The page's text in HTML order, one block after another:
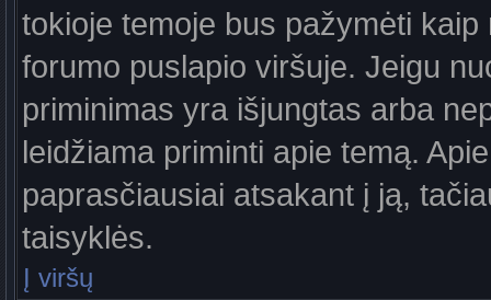
tokioje temoje bus pažymėti
forumo puslapio viršuje. Jeigu
priminimas yra išjungtas arba
leidžiama priminti apie temą.
paprasčiausiai atsakant į ją,
taisyklės.
Į viršų